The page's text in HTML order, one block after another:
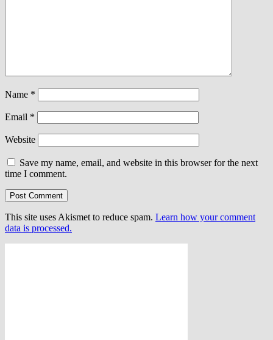
Name *
Email *
Website
Save my name, email, and website in this browser for the next
time I comment.
This site uses Akismet to reduce spam. Learn how your comment
data is processed.